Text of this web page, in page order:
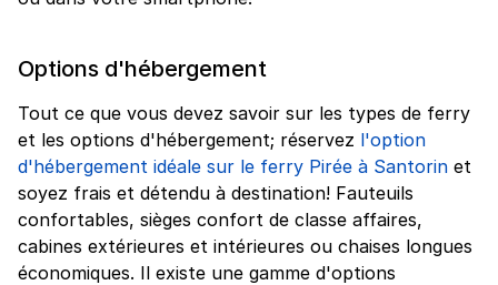
Options d'hébergement
Tout ce que vous devez savoir sur les types de ferry
et les options d'hébergement; réservez l'option
d'hébergement idéale sur le ferry Pirée à Santorin et
soyez frais et détendu à destination! Fauteuils
confortables, sièges confort de classe affaires,
cabines extérieures et intérieures ou chaises longues
économiques. Il existe une gamme d'options